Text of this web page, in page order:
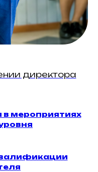
директора
в мероприятиях